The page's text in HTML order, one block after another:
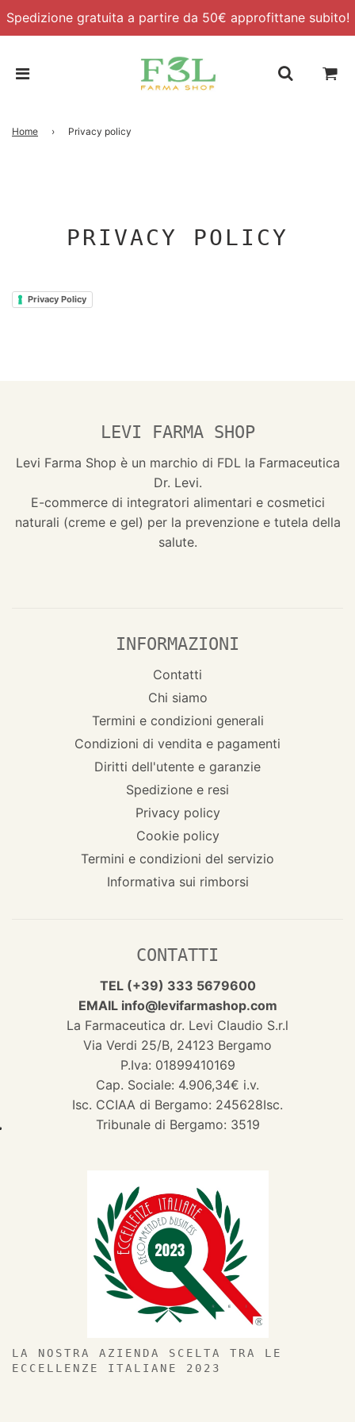
Spedizione gratuita a partire da 50€ approfittane subito!
Home › Privacy policy
PRIVACY POLICY
Privacy Policy
LEVI FARMA SHOP
Levi Farma Shop è un marchio di FDL la Farmaceutica
Dr. Levi.
E-commerce di integratori alimentari e cosmetici
naturali (creme e gel) per la prevenzione e tutela della
salute.
INFORMAZIONI
Contatti
Chi siamo
Termini e condizioni generali
Condizioni di vendita e pagamenti
Diritti dell'utente e garanzie
Spedizione e resi
Privacy policy
Cookie policy
Termini e condizioni del servizio
Informativa sui rimborsi
CONTATTI
TEL (+39) 333 5679600
EMAIL info@levifarmashop.com
La Farmaceutica dr. Levi Claudio S.r.l
Via Verdi 25/B, 24123 Bergamo
P.Iva: 01899410169
Cap. Sociale: 4.906,34€ i.v.
Isc. CCIAA di Bergamo: 245628Isc.
Tribunale di Bergamo: 3519
LA NOSTRA AZIENDA SCELTA TRA LE
ECCELLENZE ITALIANE 2023